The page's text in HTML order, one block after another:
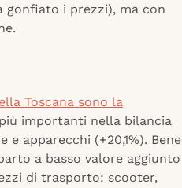
gonfiato i prezzi), ma con
Toscana sono la
importanti nella bilancia
apparecchi (+20,1%). Bene
a basso valore aggiunto
di trasporto: scooter,